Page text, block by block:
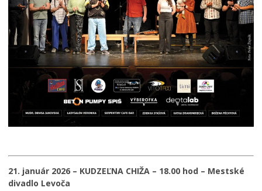
21. január 2026 – KUDZEĽNA CHIŽA – 18.00 hod – Mestské
divadlo Levoča